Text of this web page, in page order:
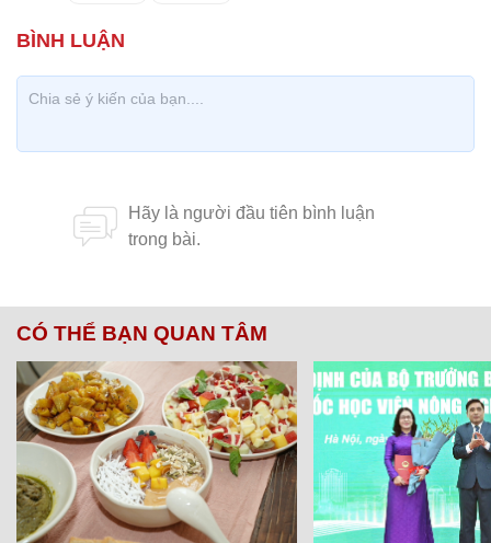
CÓ THỂ BẠN QUAN TÂM